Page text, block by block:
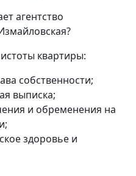
агентство
квартиры:
собственности;
выписка;
и обременения на
здоровье и